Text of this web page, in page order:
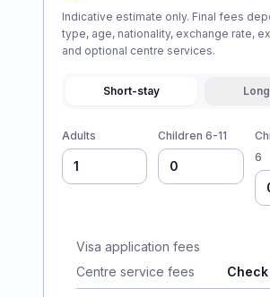
Indicative estimate only. Final fees
type, age, nationality, exchange rate,
and optional centre services.
Short-stay
Adults Children 6-11
6
Visa application fees
Centre service fees